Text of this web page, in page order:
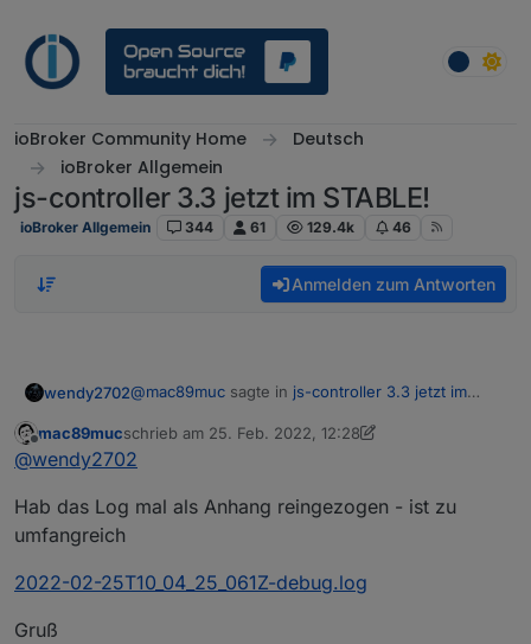
ioBroker Community Home
Deutsch
ioBroker Allgemein
js-controller 3.3 jetzt im STABLE!
ioBroker Allgemein 344 61 129.4k 46
Anmelden zum Antworten
wendy2702@mac89muc sagte in js-controller 3.3 jetzt im
Was steht denn hier noch drin?
Offline
mac89mucschrieb am 25. Feb. 2022, 12:28
zuletzt editiert von mac89muc
@wendy2702
Hab das Log mal als Anhang reingezogen - ist zu
umfangreich
2022-02-25T10_04_25_061Z-debug.log
Gruß